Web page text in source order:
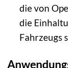
die von
die
Fahrzeugs